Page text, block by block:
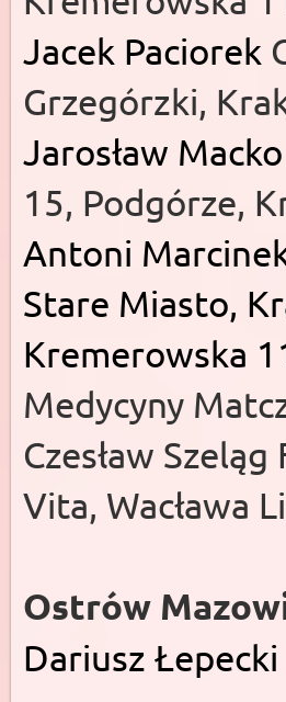
Jacek Paciorek
Grzegórzki,
Jarosław Macko
15, Podgórze,
Antoni
Stare Miasto,
Kremerowska
Medycyny
Czesław
Vita, Wacława
Ostrów
Dariusz Łepecki